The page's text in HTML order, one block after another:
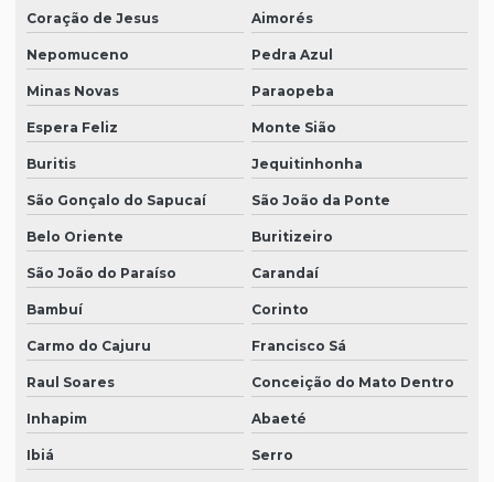
Coração de Jesus Aimorés
Nepomuceno Pedra Azul
Minas Novas Paraopeba
Espera Feliz Monte Sião
Buritis Jequitinhonha
São Gonçalo do Sapucaí São João da Ponte
Belo Oriente Buritizeiro
São João do Paraíso Carandaí
Bambuí Corinto
Carmo do Cajuru Francisco Sá
Raul Soares Conceição do Mato Dentro
Inhapim Abaeté
Ibiá Serro